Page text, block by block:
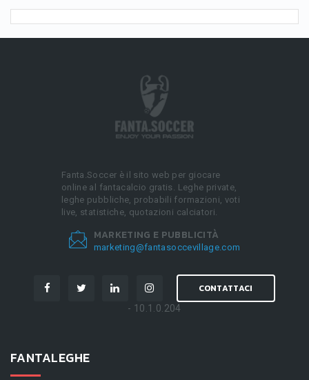
Fanta.Soccer è il sito web per giocare
online al fantacalcio gratis. Leghe private,
leghe pubbliche, probabili formazioni, voti
live, statistiche, quotazioni calciatori.
MARKETING E PUBBLICITÀ
marketing@fantasoccevillage.com
CONTATTACI
- 10.1.0.204
FANTALEGHE